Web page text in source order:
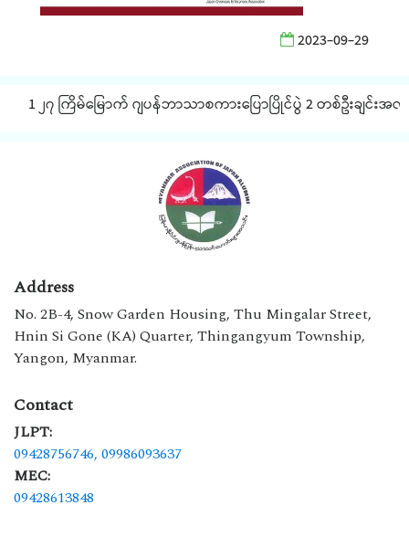
2023-09-29
1 ၂၇ ကြိမ်မြောက် ဂျပန်ဘာသာစကားပြောပြိုင်ပွဲ 2 တစ်ဦးချင်းအ
Address
No. 2B-4, Snow Garden Housing, Thu Mingalar Street,
Hnin Si Gone (KA) Quarter, Thingangyum Township,
Yangon, Myanmar.
Contact
JLPT:
09428756746, 09986093637
MEC:
09428613848